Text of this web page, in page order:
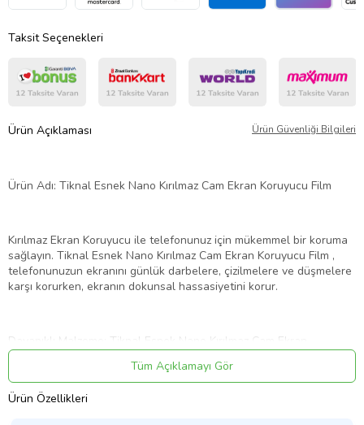
Taksit Seçenekleri
Ürün Açıklaması Ürün Güvenliği Bilgileri
Ürün Adı: Tiknal Esnek Nano Kırılmaz Cam Ekran Koruyucu Film
Kırılmaz Ekran Koruyucu ile telefonunuz için mükemmel bir koruma
sağlayın. Tiknal Esnek Nano Kırılmaz Cam Ekran Koruyucu Film ,
telefonunuzun ekranını günlük darbelere, çizilmelere ve düşmelere
karşı korurken, ekranın dokunsal hassasiyetini korur.
Dayanıklı Malzeme: Tiknal Esnek Nano Kırılmaz Cam Ekran
Koruyucu Film , son teknoloji ile üretilmiştir. Bu özel malzeme,
ekranınızı her türlü darbeye karşı korur ve çizilmez bir yüzey sunar.
Tüm Açıklamayı Gör
Ürün Özellikleri